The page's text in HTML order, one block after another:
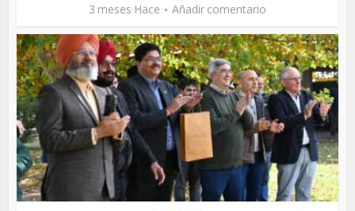
3 meses Hace Añadir comentario